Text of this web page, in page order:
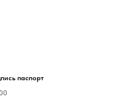
паспорт